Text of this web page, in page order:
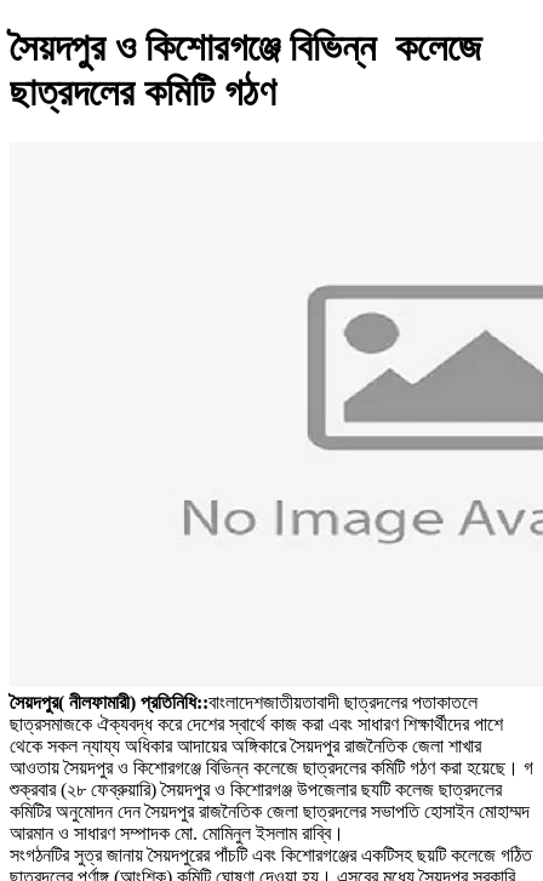
সৈয়দপুর ও কিশোরগঞ্জে বিভিন্ন কলেজে
ছাত্রদলের কমিটি গঠণ
সৈয়দপুর( নীলফামারী) প্রতিনিধি::বাংলাদেশজাতীয়তাবাদী ছাত্রদলের পতাকাতলে
ছাত্রসমাজকে ঐক্যবদ্ধ করে দেশের স্বার্থে কাজ করা এবং সাধারণ শিক্ষার্থীদের পাশে
থেকে সকল ন্যায্য অধিকার আদায়ের অঙ্গিকারে সৈয়দপুর রাজনৈতিক জেলা শাখার
আওতায় সৈয়দপুর ও কিশোরগঞ্জে বিভিন্ন কলেজে ছাত্রদলের কমিটি গঠণ করা হয়েছে। গ
শুক্রবার (২৮ ফেব্রুয়ারি) সৈয়দপুর ও কিশোরগঞ্জ উপজেলার ছযটি কলেজ ছাত্রদলের
কমিটির অনুমোদন দেন সৈয়দপুর রাজনৈতিক জেলা ছাত্রদলের সভাপতি হোসাইন মোহাম্মদ
আরমান ও সাধারণ সম্পাদক মো. মোমিনুল ইসলাম রাব্বি।
সংগঠনটির সুত্র জানায় সৈয়দপুরের পাঁচটি এবং কিশোরগঞ্জের একটিসহ ছয়টি কলেজে গঠিত
ছাত্রদলের পূর্ণাঙ্গ (আংশিক) কমিটি ঘোষণা দেওয়া হয়। এসবের মধ্যে সৈয়দপুর সরকারি